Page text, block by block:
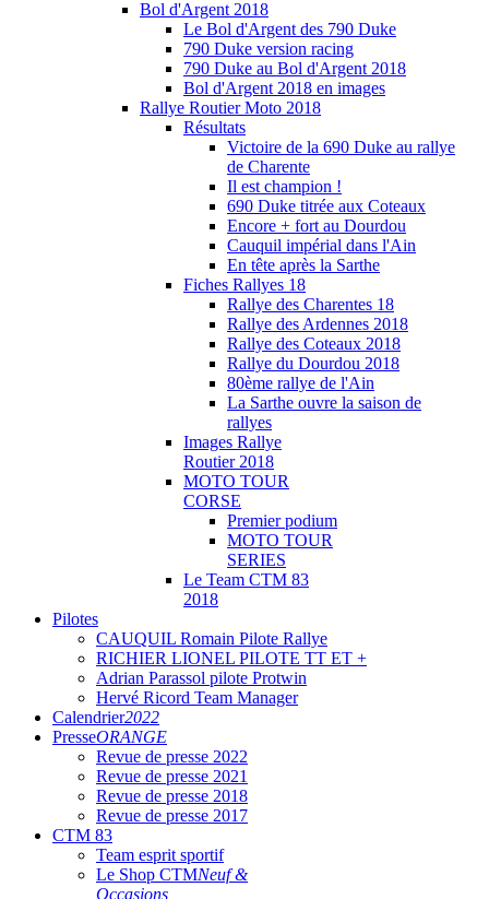
Bol d'Argent 2018
Le Bol d'Argent des 790 Duke
790 Duke version racing
790 Duke au Bol d'Argent 2018
Bol d'Argent 2018 en images
Rallye Routier Moto 2018
Résultats
Victoire de la 690 Duke au rallye
de Charente
Il est champion !
690 Duke titrée aux Coteaux
Encore + fort au Dourdou
Cauquil impérial dans l'Ain
En tête après la Sarthe
Fiches Rallyes 18
Rallye des Charentes 18
Rallye des Ardennes 2018
Rallye des Coteaux 2018
Rallye du Dourdou 2018
80ème rallye de l'Ain
La Sarthe ouvre la saison de
rallyes
Images Rallye
Routier 2018
MOTO TOUR
CORSE
Premier podium
MOTO TOUR
SERIES
Le Team CTM 83
2018
Pilotes
CAUQUIL Romain Pilote Rallye
RICHIER LIONEL PILOTE TT ET +
Adrian Parassol pilote Protwin
Hervé Ricord Team Manager
Calendrier2022
PresseORANGE
Revue de presse 2022
Revue de presse 2021
Revue de presse 2018
Revue de presse 2017
CTM 83
Team esprit sportif
Le Shop CTMNeuf &
Occasions